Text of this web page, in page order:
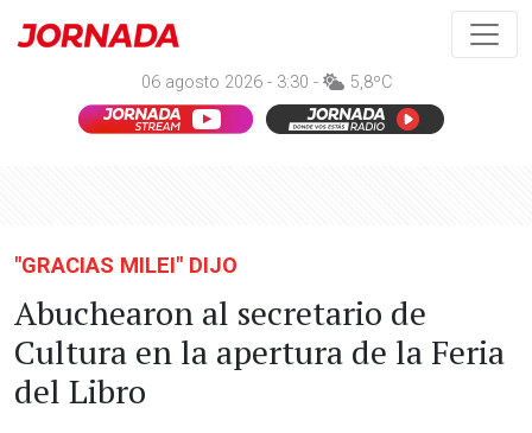
06 agosto 2026 - 3:30 - 5,8ºC
"GRACIAS MILEI" DIJO
Abuchearon al secretario de
Cultura en la apertura de la Feria
del Libro